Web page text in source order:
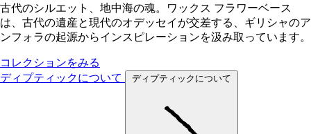
古代のシルエット、地中海の魂。ワックス フラワーベース
は、古代の遺産と現代のオデッセイが交差する、ギリシャのア
ンフォラの起源からインスピレーションを汲み取っています。
コレクションをみる
ディプティックについて
ディプティックについて